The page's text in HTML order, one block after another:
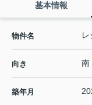
基本情報
物件名
向き 南
築年月